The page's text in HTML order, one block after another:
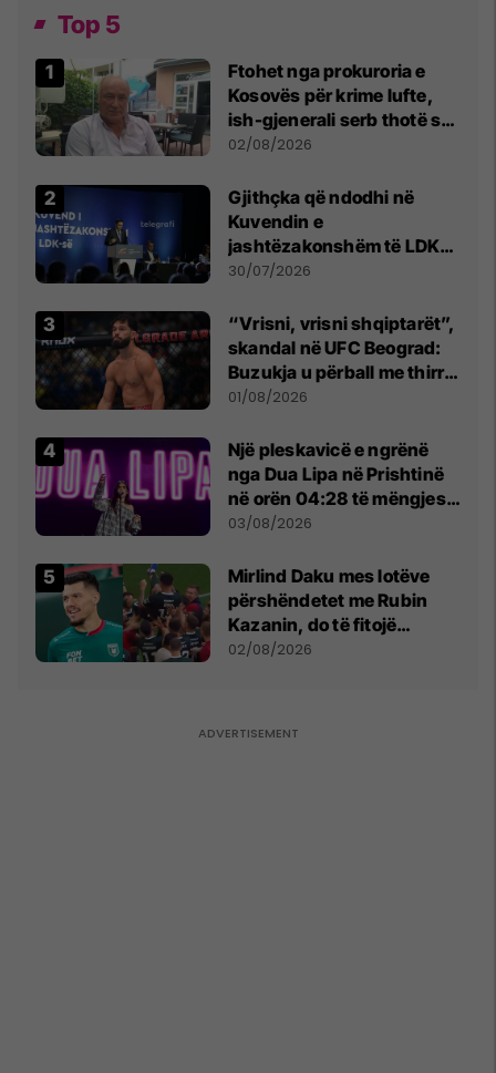
Top 5
Ftohet nga prokuroria e
Kosovës për krime lufte,
ish-gjenerali serb thotë se
dikush e tradhtoi në
02/08/2026
Gjithçka që ndodhi në
Kuvendin e
jashtëzakonshëm të LDK-
së
30/07/2026
“Vrisni, vrisni shqiptarët”,
skandal në UFC Beograd:
Buzukja u përball me thirrje
anti-shqiptare nga
01/08/2026
Një pleskavicë e ngrënë
nga Dua Lipa në Prishtinë
në orën 04:28 të mëngjesit
- dhe bota digjitale serbe
03/08/2026
Mirlind Daku mes lotëve
përshëndetet me Rubin
Kazanin, do të fitojë
miliona te Spartak Moska
02/08/2026